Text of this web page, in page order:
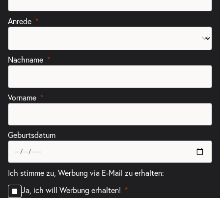
Anrede
Nachname
Vorname
Geburtsdatum
Ich stimme zu, Werbung via E-Mail zu erhalten:
Ja, ich will Werbung erhalten!